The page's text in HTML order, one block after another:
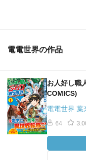
電電世界の作品
お人好し職
COMICS)
電電世界 葉
64